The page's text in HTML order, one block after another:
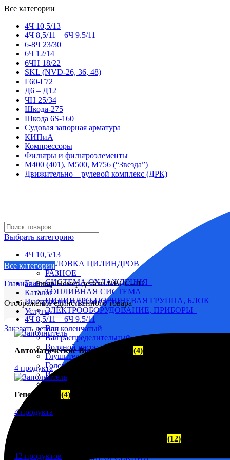
Все категории
4Ч 10,5/13
4Ч 8,5/11 – 6Ч 9.5/11
6-8Ч 23/30
6Ч 12/14
6ЧН 18/22
SKL (NVD-26, 36, 48)
Г60-Г72
Д6 – Д12
ЧН 25/34
Шкода-275
Шкода 6S-160
Судовая запорная арматура
КИПиА
Компрессоры
Фильтры и фильтроэлементы
М400 (401), М500, М756 (“Звезда”)
Движительно – рулевой комплекс (ДРК)
Выбрать категорию
4Ч 10,5/13
ГОЛОВКА ЦИЛИНДРОВ
РАЗНОЕ
СИСТЕМА ОХЛАЖДЕНИЯ
ТОПЛИВНАЯ СИСТЕМА
ЦИЛИНДРО-ПОРШНЕВАЯ ГРУППА, БЛОК
ЭЛЕКТРООБОРУДОВАНИЕ, ПРИБОРЫ
4Ч 8,5/11 – 6Ч 9.5/11
Вал коленчатый
Вал распределительный
Водяной насос
Глушитель
Головка цилиндра
Инструмент и приспособление
Коллектор выхлопной
Масляный насос
Топливная аппаратура
НАГНЕТАЮЩАЯ СЕКЦИЯ
Все категории
Главная
Каталог
Инструкции и руководства
Услуги
Заказать детали
ГлавнаяТовар Номер деталиПВСС-411
Отображение единственного товара
Автоматические Выключатели (4)
4 продукта
Генераторы (4)
4 продукта
(12)
12 продуктов